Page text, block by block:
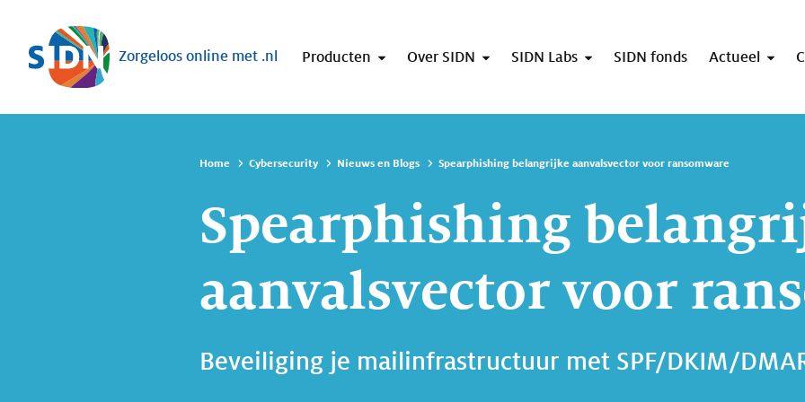
Sla navigatie over
Zorgeloos online met .nl Producten Over SIDN SIDN Labs SIDN fonds Actueel
Home Cybersecurity Nieuws en Blogs Spearphishing belangrijke aanvalsvector voor ransomware
Spearphishing
aanvalsvector voor
Beveiliging je mailinfrastructuur met SPF/DKIM/